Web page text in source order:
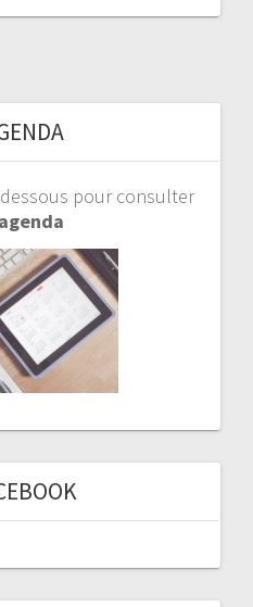
dessous pour consulter